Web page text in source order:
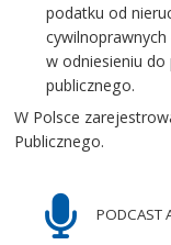
podatku od
w odniesieniu do
publicznego.
W Polsce
Publicznego.
PODCAST